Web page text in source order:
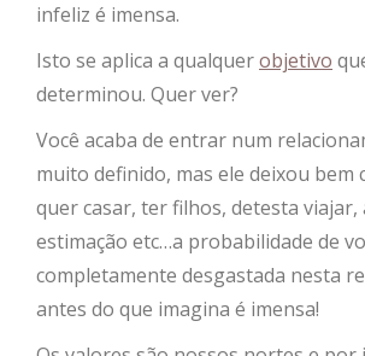
infeliz é imensa.
Isto se aplica a qualquerobjetivo
determinou. Quer ver?
Você acaba de entrar num
muito definido, mas ele deixou bem
quer casar, ter filhos, detesta viajar,
estimação etc…a probabilidade de
completamente desgastada nesta
antes do que imagina é imensa!